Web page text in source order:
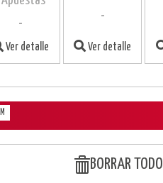
-
Ver detalle
-
Ver detalle
M
BORRAR TODO